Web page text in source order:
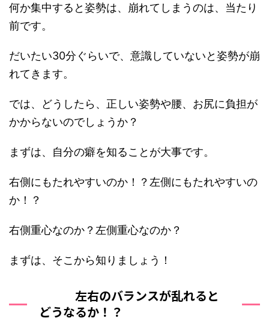
何か集中すると姿勢は、崩れてしまうのは、当たり
前です。
だいたい30分ぐらいで、意識していないと姿勢が崩
れてきます。
では、どうしたら、正しい姿勢や腰、お尻に負担が
かからないのでしょうか？
まずは、自分の癖を知ることが大事です。
右側にもたれやすいのか！？左側にもたれやすいの
か！？
右側重心なのか？左側重心なのか？
まずは、そこから知りましょう！
左右のバランスが乱れると
どうなるか！？